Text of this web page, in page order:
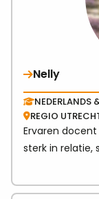
Nelly
NEDERLANDS
REGIO
Ervaren docent
sterk in relatie,